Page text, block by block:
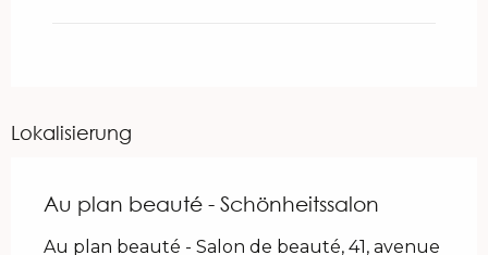
Lokalisierung
Au plan beauté - Schönheitssalon
Au plan beauté - Salon de beauté, 41, avenue